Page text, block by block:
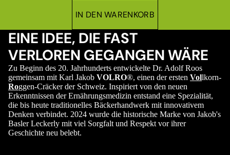
IN DEN WARENKORB
EINE IDEE, DIE FAST
VERLOREN GEGANGEN WÄRE
Zu Beginn des 20. Jahrhunderts entwickelte Dr. Adolf Roos
gemeinsam mit Karl Jakob VOLRO®, einen der ersten Vollkorn-
Roggen-Cräcker der Schweiz. Inspiriert von den neuen
Erkenntnissen der Ernährungsmedizin entstand eine Spezialität,
die bis heute traditionelles Bäckerhandwerk mit innovativem
Denken verbindet. 2024 wurde die historische Marke von Jakob's
Basler Leckerly mit viel Sorgfalt und Respekt vor ihrer
Geschichte neu belebt.